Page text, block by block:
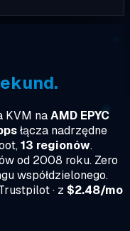
KVM naAMD EPYC
łącza nadrzędne
13 regionów.
od 2008 roku. Zero
współdzielonego.
· z $2.48/mo